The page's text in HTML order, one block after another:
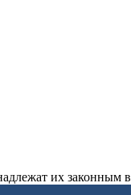
их законным